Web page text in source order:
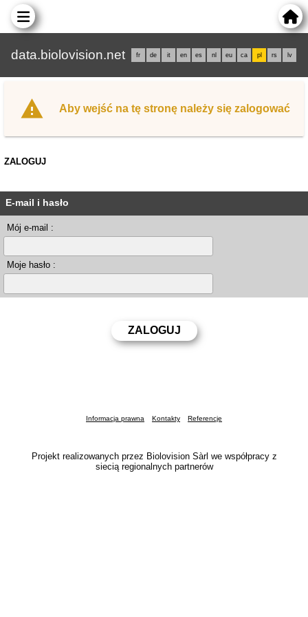
data.biolovision.net fr de it en es nl eu ca pl rs lv
Aby wejść na tę stronę należy się zalogować
ZALOGUJ
E-mail i hasło
Mój e-mail :
Moje hasło :
Informacja prawna Kontakty Referencje
Projekt realizowanych przez Biolovision Sàrl we współpracy z
siecią regionalnych partnerów